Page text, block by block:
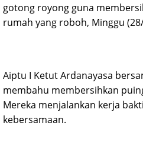
gotong royong guna
rumah yang roboh, Minggu
Aiptu I Ketut Ardanayasa
membahu membersihkan
Mereka menjalankan kerja
kebersamaan.